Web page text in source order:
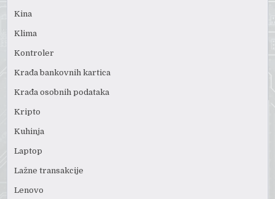
Kina
Klima
Kontroler
Krađa bankovnih kartica
Krađa osobnih podataka
Kripto
Kuhinja
Laptop
Lažne transakcije
Lenovo